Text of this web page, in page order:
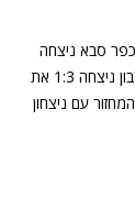
0:3 על רמת אביב, כפר סבא ניצחה
0:3 את חיפה, רחובות גברה 1:3 על מכבי תל אביב, עיילבון ניצחה 1:3 את
עם ניצחון